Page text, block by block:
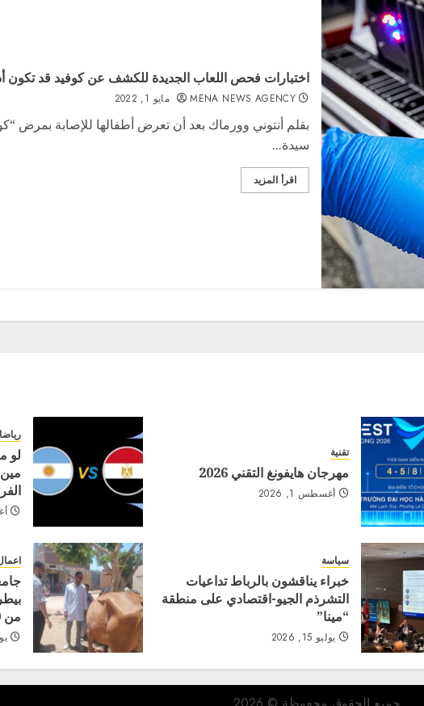
اختبارات فحص اللعاب الجديدة للكشف عن كوفيد قد تكون
MENA NEWS AGENCY مايو 1, 2022
بقلم أنتوني وورماك بعد أن تعرض أطفالها للإصابة بمرض
سيدة...
اقرأ المزيد
تقنية
مهرجان هايفونغ التقني 2026
أغسطس 1, 2026
لو
سياسة
خبراء يناقشون بالرباط تداعيات
التشرذم الجيو-اقتصادي على منطقة
“مينا”
يوليو 15, 2026
من 600 حالة حيوانية وطيور